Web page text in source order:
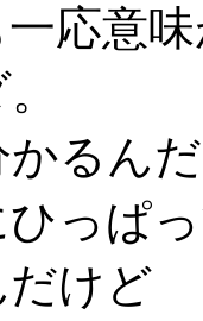
応意
るん
っぱ
だけど